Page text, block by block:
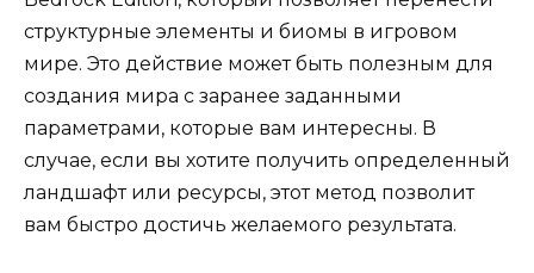
структурные элементы и биомы в игровом
мире. Это действие может быть полезным для
создания мира с заранее заданными
параметрами, которые вам интересны. В
случае, если вы хотите получить определенный
ландшафт или ресурсы, этот метод позволит
вам быстро достичь желаемого результата.